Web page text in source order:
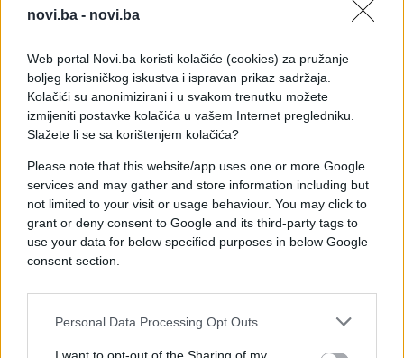
novi.ba - novi.ba
Web portal Novi.ba koristi kolačiće (cookies) za pružanje
boljeg korisničkog iskustva i ispravan prikaz sadržaja.
Kolačići su anonimizirani i u svakom trenutku možete
izmijeniti postavke kolačića u vašem Internet pregledniku.
Slažete li se sa korištenjem kolačića?
Please note that this website/app uses one or more Google
services and may gather and store information including but
not limited to your visit or usage behaviour. You may click to
grant or deny consent to Google and its third-party tags to
use your data for below specified purposes in below Google
consent section.
Personal Data Processing Opt Outs
SVIJET
20.02.26. 08:20
Iran upozorio UN da će odlučno odgovoriti ako
SAD pokrene vojnu agresiju
Saznaj više